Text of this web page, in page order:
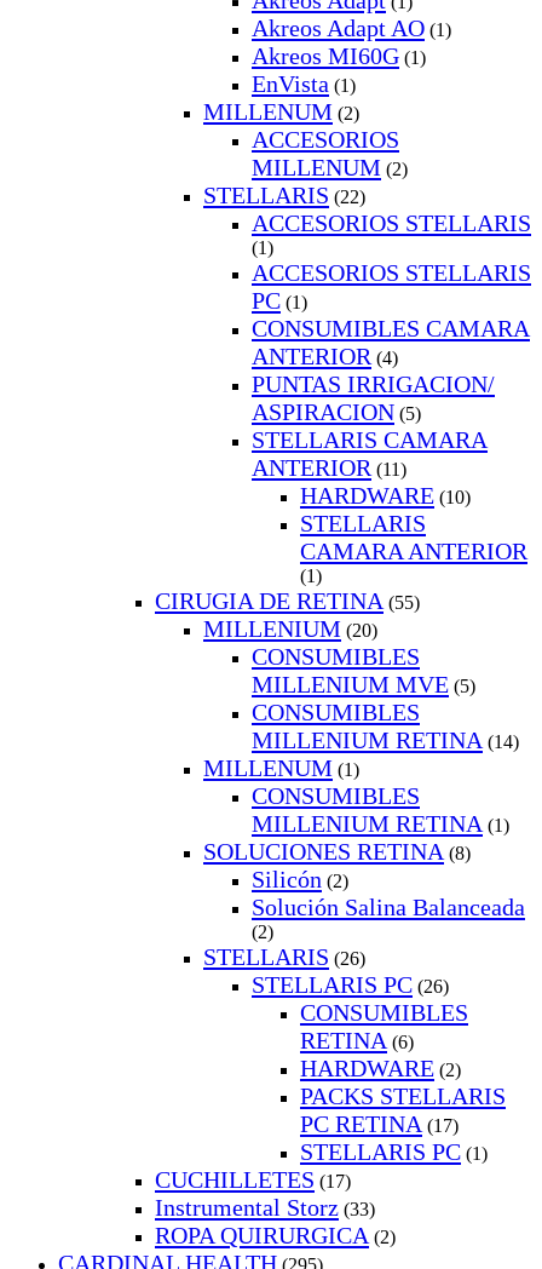
Akreos Adapt AO (1)
Akreos MI60G (1)
EnVista (1)
MILLENUM (2)
ACCESORIOS
MILLENUM (2)
STELLARIS (22)
ACCESORIOS STELLARIS
(1)
ACCESORIOS STELLARIS
PC (1)
CONSUMIBLES CAMARA
ANTERIOR (4)
PUNTAS IRRIGACION/
ASPIRACION (5)
STELLARIS CAMARA
ANTERIOR (11)
HARDWARE (10)
STELLARIS
CAMARA ANTERIOR
(1)
CIRUGIA DE RETINA (55)
MILLENIUM (20)
CONSUMIBLES
MILLENIUM MVE (5)
CONSUMIBLES
MILLENIUM RETINA (14)
MILLENUM (1)
CONSUMIBLES
MILLENIUM RETINA (1)
SOLUCIONES RETINA (8)
Silicón (2)
Solución Salina Balanceada
(2)
STELLARIS (26)
STELLARIS PC (26)
CONSUMIBLES
RETINA (6)
HARDWARE (2)
PACKS STELLARIS
PC RETINA (17)
STELLARIS PC (1)
CUCHILLETES (17)
Instrumental Storz (33)
ROPA QUIRURGICA (2)
CARDINAL HEALTH